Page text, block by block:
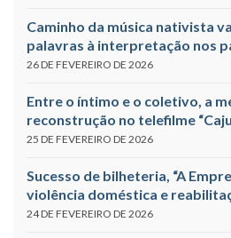
Caminho da música nativista
palavras à interpretação nos
26 DE FEVEREIRO DE 2026
Entre o íntimo e o coletivo, a
reconstrução no telefilme
25 DE FEVEREIRO DE 2026
Sucesso de bilheteria, “A
violência doméstica e
24 DE FEVEREIRO DE 2026